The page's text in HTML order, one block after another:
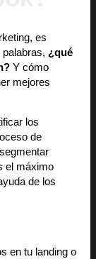
es
¿qué
Y cómo
mejores
los
de
el máximo
de los
en tu landing o